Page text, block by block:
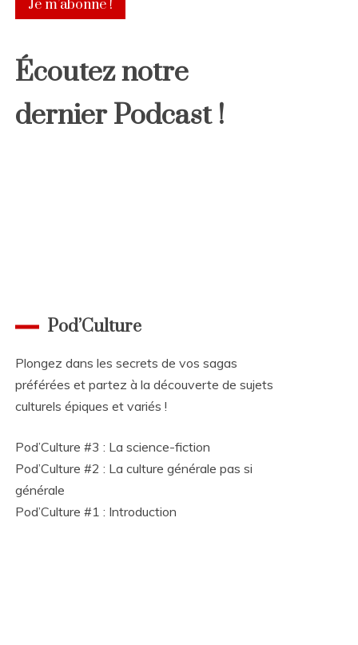
Écoutez notre
dernier Podcast !
Pod’Culture
Plongez dans les secrets de vos sagas
préférées et partez à la découverte de sujets
culturels épiques et variés !
Pod’Culture #3 : La science-fiction
Pod’Culture #2 : La culture générale pas si
générale
Pod’Culture #1 : Introduction